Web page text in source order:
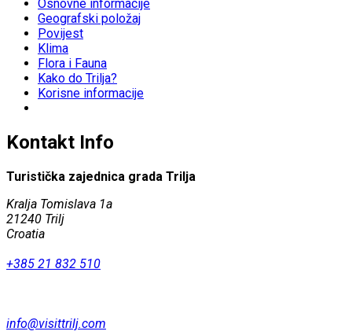
Osnovne informacije
Geografski položaj
Povijest
Klima
Flora i Fauna
Kako do Trilja?
Korisne informacije
Kontakt Info
Turistička zajednica grada Trilja
Kralja Tomislava 1a
21240 Trilj
Croatia
+385 21 832 510
info@visittrilj.com